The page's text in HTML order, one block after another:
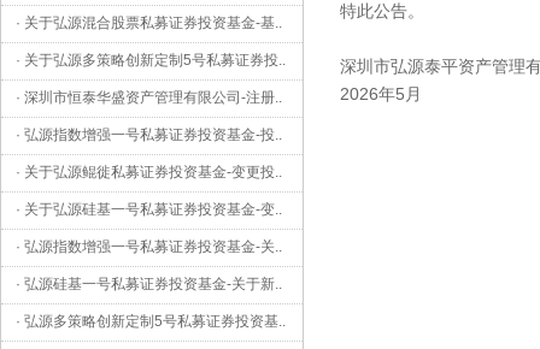
· 关于弘源混合股票私募证券投资基金-基..
· 关于弘源多策略创新定制5号私募证券投..
· 深圳市恒泰华盛资产管理有限公司-注册..
· 弘源指数增强一号私募证券投资基金-投..
· 关于弘源鲲徙私募证券投资基金-变更投..
· 关于弘源硅基一号私募证券投资基金-变..
· 弘源指数增强一号私募证券投资基金-关..
· 弘源硅基一号私募证券投资基金-关于新..
· 弘源多策略创新定制5号私募证券投资基..
特此公告。
深圳市弘源泰平资产管理
2026年5月